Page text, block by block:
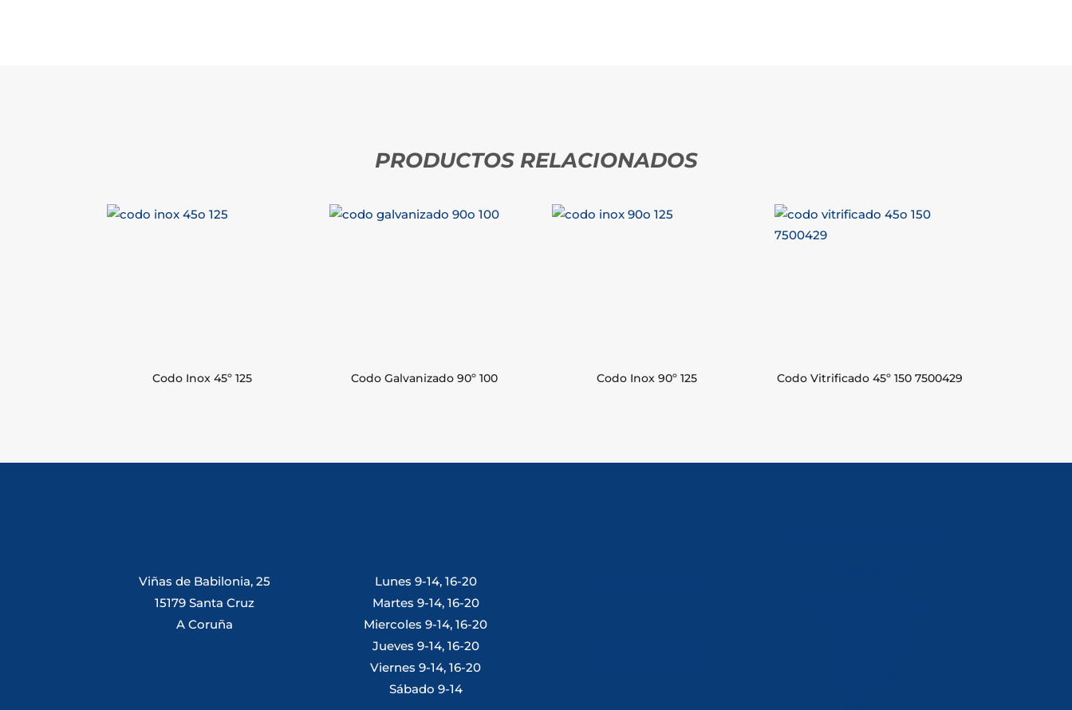
PRODUCTOS RELACIONADOS
Codo Inox 45º 125 Codo Galvanizado 90º 100 Codo Inox 90º 125 Codo Vitrificado 45º 150 7500429
Viñas de Babilonia, 25
15179 Santa Cruz
A Coruña
Lunes 9-14, 16-20
Martes 9-14, 16-20
Miercoles 9-14, 16-20
Jueves 9-14, 16-20
Viernes 9-14, 16-20
Sábado 9-14